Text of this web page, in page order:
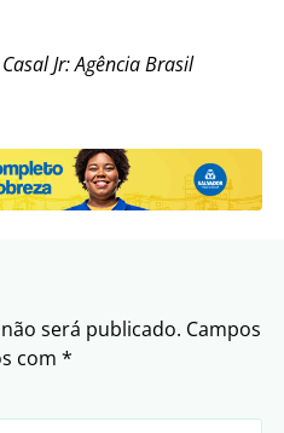
Jr: Agência Brasil
será publicado. Campos
com *